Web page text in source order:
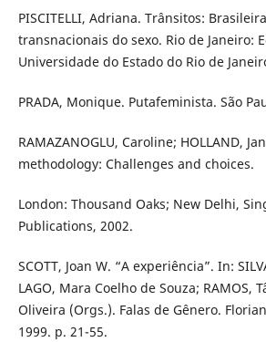
PISCITELLI, Adriana. Trânsitos:
transnacionais do sexo. Rio de Janeiro:
Universidade do Estado do Rio de
PRADA, Monique. Putafeminista. São
RAMAZANOGLU, Caroline; HOLLAND,
methodology: Challenges and choices.
London: Thousand Oaks; New Delhi,
Publications, 2002.
SCOTT, Joan W. “A experiência”. In:
LAGO, Mara Coelho de Souza; RAMOS,
Oliveira (Orgs.). Falas de Gênero.
1999. p. 21-55.